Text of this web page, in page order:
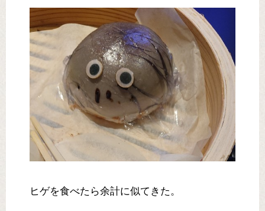
ヒゲを食べたら余計に似てきた。